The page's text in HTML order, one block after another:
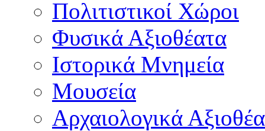
Πολιτιστικοί Χώροι
Φυσικά Αξιοθέατα
Ιστορικά Μνημεία
Μουσεία
Αρχαιολογικά